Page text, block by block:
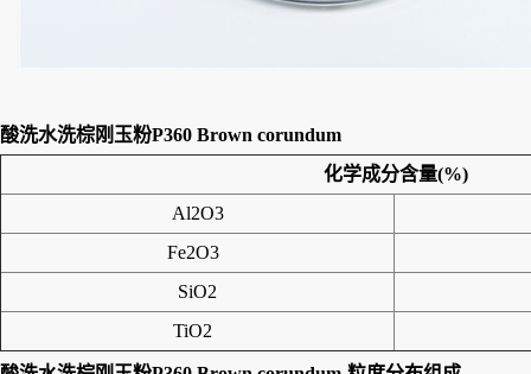
酸洗水洗棕刚玉粉P360 Brown corundum
化学成分含量(%)
Al2O3
Fe2O3
SiO2
TiO2